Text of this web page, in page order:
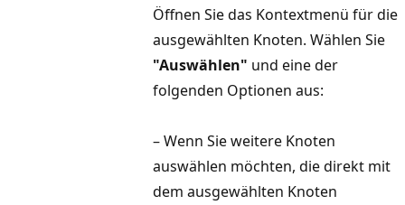
Öffnen Sie das Kontextmenü für die
ausgewählten Knoten. Wählen Sie
"Auswählen" und eine der
folgenden Optionen aus:
– Wenn Sie weitere Knoten
auswählen möchten, die direkt mit
dem ausgewählten Knoten